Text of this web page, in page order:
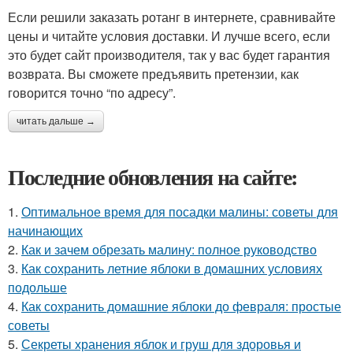
Если решили заказать ротанг в интернете, сравнивайте
цены и читайте условия доставки. И лучше всего, если
это будет сайт производителя, так у вас будет гарантия
возврата. Вы сможете предъявить претензии, как
говорится точно “по адресу”.
читать дальше →
Последние обновления на сайте:
1. Оптимальное время для посадки малины: советы для
начинающих
2. Как и зачем обрезать малину: полное руководство
3. Как сохранить летние яблоки в домашних условиях
подольше
4. Как сохранить домашние яблоки до февраля: простые
советы
5. Секреты хранения яблок и груш для здоровья и